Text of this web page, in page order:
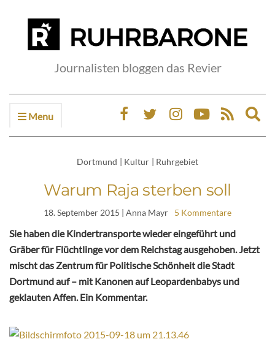
Journalisten bloggen das Revier
Menu
Dortmund | Kultur | Ruhrgebiet
Warum Raja sterben soll
18. September 2015 | Anna Mayr 5 Kommentare
Sie haben die Kindertransporte wieder eingeführt und
Gräber für Flüchtlinge vor dem Reichstag ausgehoben. Jetzt
mischt das Zentrum für Politische Schönheit die Stadt
Dortmund auf – mit Kanonen auf Leopardenbabys und
geklauten Affen. Ein Kommentar.